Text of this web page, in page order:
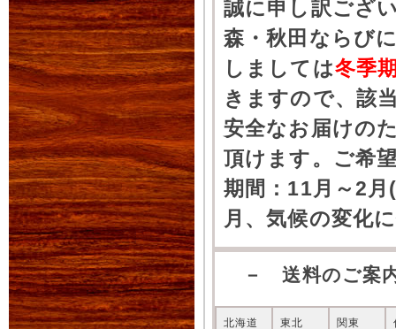
誠に申し訳ござ
森・秋田ならび
しましては冬季
きますので、該
安全なお届けの
頂けます。ご希
期間：11月～2
月、気候の変化
－ 送料のご案
北海道 東北 関東